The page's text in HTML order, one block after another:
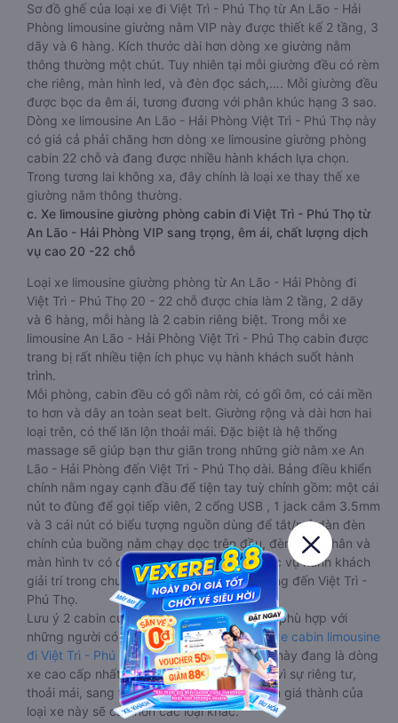
Sơ đồ ghế của loại xe đi Việt Trì - Phú Thọ từ An Lão - Hải
Phòng limousine giường nằm VIP này được thiết kế 2 tầng, 3
dãy và 6 hàng. Kích thước dài hơn dòng xe giường nằm
thông thường một chút. Tuy nhiên tại mỗi giường đều có rèm
che riêng, màn hình led, và đèn đọc sách,…. Mỗi giường đều
được bọc da êm ái, tương đương với phân khúc hạng 3 sao.
Dòng xe limousine An Lão - Hải Phòng Việt Trì - Phú Thọ này
có giá cả phải chăng hơn dòng xe limousine giường phòng
cabin 22 chỗ và đang được nhiều hành khách lựa chọn.
Trong tương lai không xa, đây chính là loại xe thay thế xe
giường nằm thông thường.
c. Xe limousine giường phòng cabin đi Việt Trì - Phú Thọ từ
An Lão - Hải Phòng VIP sang trọng, êm ái, chất lượng dịch
vụ cao 20 -22 chỗ
Loại xe limousine giường phòng từ An Lão - Hải Phòng đi
Việt Trì - Phú Thọ 20 - 22 chỗ được chia làm 2 tầng, 2 dãy
và 6 hàng, mỗi hàng là 2 cabin riêng biệt. Trong mỗi xe
limousine An Lão - Hải Phòng Việt Trì - Phú Thọ cabin được
trang bị rất nhiều tiện ích phục vụ hành khách suốt hành
trình.
Mỗi phòng, cabin đều có gối nằm rời, có gối ôm, có cái mền
to hơn và dây an toàn seat belt. Giường rộng và dài hơn hai
loại trên, có thể lăn lộn thoải mái. Đặc biệt là hệ thống
massage sẽ giúp bạn thư giãn trong những giờ nằm xe An
Lão - Hải Phòng đến Việt Trì - Phú Thọ dài. Bảng điều khiển
chính nằm ngay cạnh đầu để tiện tay tuỳ chỉnh gồm: một cái
nút to đùng để gọi tiếp viên, 2 cổng USB , 1 jack cắm 3.5mm
và 3 cái nút có biểu tượng nguồn dùng để tắt/mở dàn đèn
chính của buồng nằm chạy dọc trên đầu, đèn dưới chân và
màn hình tv có đầy đủ phim chuẩn HD phục vụ hành khách
giải trí trong chuyến đi từ An Lão - Hải Phòng đến Việt Trì -
Phú Thọ.
Lưu ý 2 cabin cuối thường thiết kế nhỏ hơn phù hợp với
những người có thân hình nhỏ nhắn. Dòngxe cabin limousine
đi Việt Trì - Phú Thọ từ An Lão - Hải Phòngnày đang là dòng
xe cao cấp nhất, hành khách thường chọn vì sự riêng tư,
thoải mái, sang trọng và tiện nghi. Tất nhiên giá thành của
loại xe này sẽ cao hơn các loại khác.